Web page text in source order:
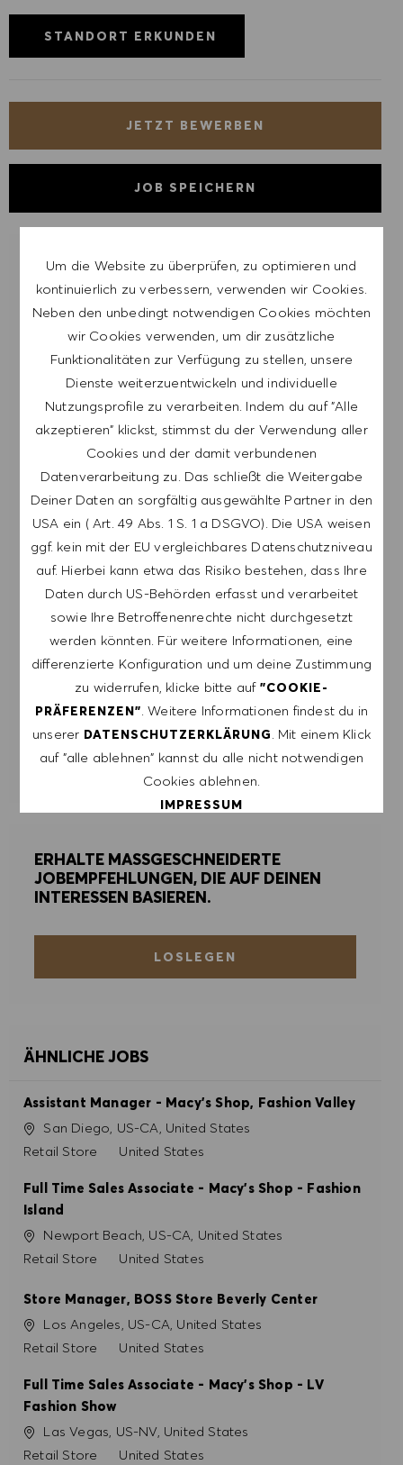
Um die Website zu überprüfen, zu optimieren und
kontinuierlich zu verbessern, verwenden wir Cookies.
Neben den unbedingt notwendigen Cookies möchten
wir Cookies verwenden, um dir zusätzliche
Funktionalitäten zur Verfügung zu stellen, unsere
Dienste weiterzuentwickeln und individuelle
Nutzungsprofile zu verarbeiten. Indem du auf "Alle
akzeptieren" klickst, stimmst du der Verwendung aller
Cookies und der damit verbundenen
Datenverarbeitung zu. Das schließt die Weitergabe
Deiner Daten an sorgfältig ausgewählte Partner in den
USA ein ( Art. 49 Abs. 1 S. 1 a DSGVO). Die USA weisen
ggf. kein mit der EU vergleichbares Datenschutzniveau
auf. Hierbei kann etwa das Risiko bestehen, dass Ihre
Daten durch US-Behörden erfasst und verarbeitet
sowie Ihre Betroffenenrechte nicht durchgesetzt
werden könnten. Für weitere Informationen, eine
differenzierte Konfiguration und um deine Zustimmung
zu widerrufen, klicke bitte auf "COOKIE-
PRÄFERENZEN". Weitere Informationen findest du in
unserer DATENSCHUTZERKLÄRUNG. Mit einem Klick
auf "alle ablehnen" kannst du alle nicht notwendigen
Cookies ablehnen.
IMPRESSUM
ALLE ABLEHNEN
ALLE AKZEPTIEREN
STANDORT ERKUNDEN
JETZT BEWERBEN
JOB SPEICHERN
LASSE DICH FÜR ÄHNLICHE JOBS
BENACHRICHTIGEN
Melde dich an, um Job-Alerts zu erhalten.
HINWEIS: Mit der Anmeldung erkläre ich mich
damit einverstanden, E-Mails mit
Stellenangeboten von HUGO BOSS, Einladungen
zu Veranstaltungen und anderen
karriererelevanten Themen zu erhalten. Ich kann
mich jederzeit abmelden, z.B. indem ich den in
den Mails vorhandenen Abmeldelink anklicke. Ich
akzeptiere, dass meine persönlichen Daten
gemäß der
DATENSCHUTZERKLÄRUNG
verarbeitet
werden.
ERSTELLEN
ALERTS VERWALTEN
ERHALTE MASSGESCHNEIDERTE
JOBEMPFEHLUNGEN, DIE AUF DEINEN
INTERESSEN BASIEREN.
LOSLEGEN
ÄHNLICHE JOBS
Assistant Manager - Macy's Shop, Fashion Valley
Ort San Diego, US-CA, United States
Kategorie
Retail Store United States
Full Time Sales Associate - Macy's Shop - Fashion
Island
Ort Newport Beach, US-CA, United States
Kategorie
Retail Store United States
Store Manager, BOSS Store Beverly Center
Ort Los Angeles, US-CA, United States
Kategorie
Retail Store United States
Full Time Sales Associate - Macy's Shop - LV
Fashion Show
Ort Las Vegas, US-NV, United States
Kategorie
Retail Store United States